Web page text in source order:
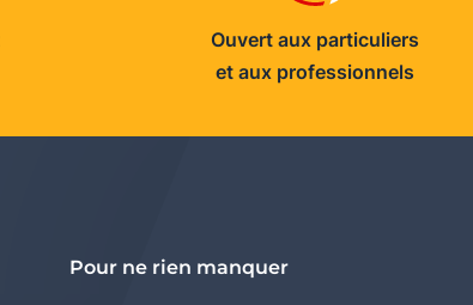
Ouvert aux particuliers
et aux professionnels
Pour ne rien manquer